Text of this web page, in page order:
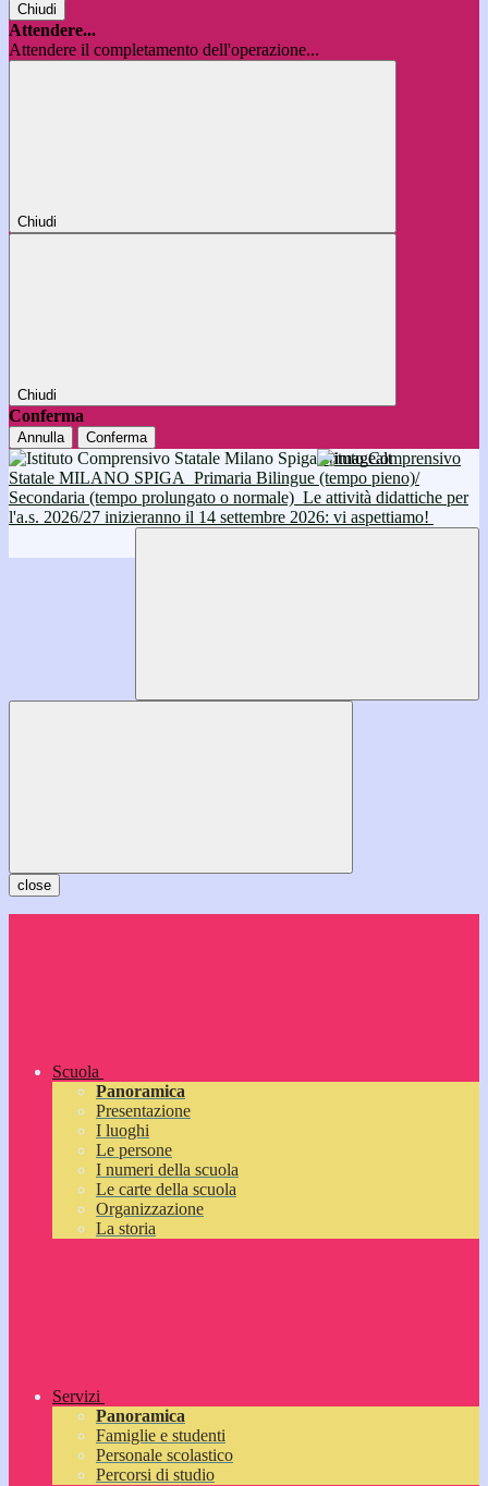
Chiudi
Attendere...
Attendere il completamento dell'operazione...
Chiudi
Chiudi
Conferma
Annulla Conferma
Istituto Comprensivo
Statale MILANO SPIGA Primaria Bilingue (tempo pieno)/
Secondaria (tempo prolungato o normale) Le attività didattiche per
l'a.s. 2026/27 inizieranno il 14 settembre 2026: vi aspettiamo!
close
Scuola
Panoramica
Presentazione
I luoghi
Le persone
I numeri della scuola
Le carte della scuola
Organizzazione
La storia
Servizi
Panoramica
Famiglie e studenti
Personale scolastico
Percorsi di studio